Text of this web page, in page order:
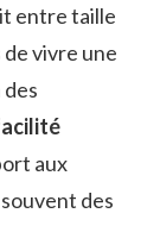
entre taille
vivre une
aux
des